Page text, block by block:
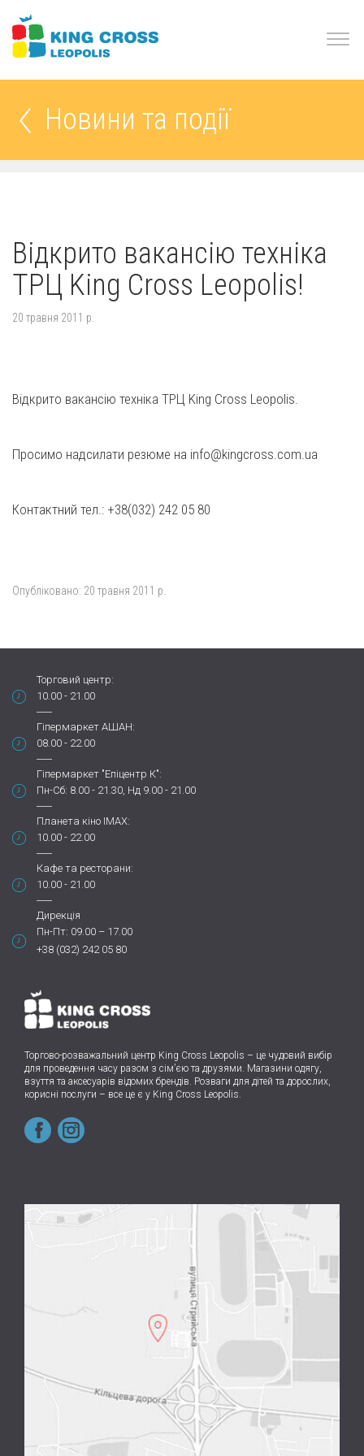
Новини та події
Відкрито вакансію техніка
ТРЦ King Cross Leopolis!
20 травня 2011 р.
Відкрито вакансію техніка ТРЦ King Cross Leopolis.
Просимо надсилати резюме на info@kingcross.com.ua
Контактний тел.: +38(032) 242 05 80
Опубліковано: 20 травня 2011 р.
Торговий центр:
10.00 - 21.00
Гіпермаркет АШАН:
08.00 - 22.00
Гіпермаркет "Епіцентр К":
Пн-Сб: 8.00 - 21.30, Нд 9.00 - 21.00
Планета кіно IMAX:
10.00 - 22.00
Кафе та ресторани:
10.00 - 21.00
Дирекція
Пн-Пт: 09.00 – 17.00
+38 (032) 242 05 80
Торгово-розважальний центр King Cross Leopolis – це чудовий вибір
для проведення часу разом з сім’єю та друзями. Магазини одягу,
взуття та аксесуарів відомих брендів. Розваги для дітей та дорослих,
корисні послуги – все це є у King Cross Leopolis.